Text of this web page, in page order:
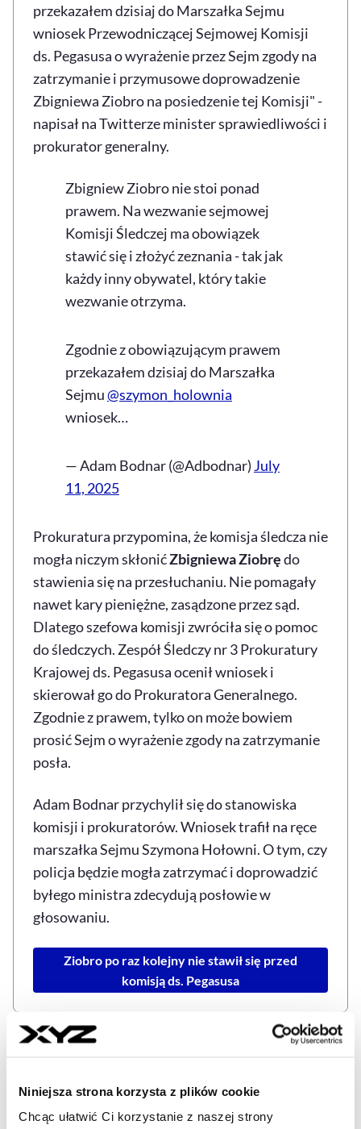
Niniejsza strona korzysta z plików cookie
Chcąc ułatwić Ci korzystanie z naszej strony
przekazałem dzisiaj do Marszałka Sejmu
wniosek Przewodniczącej Sejmowej Komisji
ds. Pegasusa o wyrażenie przez Sejm zgody na
zatrzymanie i przymusowe doprowadzenie
Zbigniewa Ziobro na posiedzenie tej Komisji" -
napisał na Twitterze minister sprawiedliwości i
prokurator generalny.
Zbigniew Ziobro nie stoi ponad
prawem. Na wezwanie sejmowej
Komisji Śledczej ma obowiązek
stawić się i złożyć zeznania - tak jak
każdy inny obywatel, który takie
wezwanie otrzyma.
Zgodnie z obowiązującym prawem
przekazałem dzisiaj do Marszałka
Sejmu@szymon_holownia
wniosek…
— Adam Bodnar (@Adbodnar) July
11, 2025
Prokuratura przypomina, że komisja śledcza nie
mogła niczym skłonićZbigniewa Ziobrędo
stawienia się na przesłuchaniu. Nie pomagały
nawet kary pieniężne, zasądzone przez sąd.
Dlatego szefowa komisji zwróciła się o pomoc
do śledczych. Zespół Śledczy nr 3 Prokuratury
Krajowej ds. Pegasusa ocenił wniosek i
skierował go do Prokuratora Generalnego.
Zgodnie z prawem, tylko on może bowiem
prosić Sejm o wyrażenie zgody na zatrzymanie
posła.
Adam Bodnar przychylił się do stanowiska
komisji i prokuratorów. Wniosek trafił na ręce
marszałka Sejmu Szymona Hołowni. O tym, czy
policja będzie mogła zatrzymać i doprowadzić
byłego ministra zdecydują posłowie w
głosowaniu.
Ziobro po raz kolejny nie stawił się przed
komisją ds. Pegasusa
Tagi ADAM BODNAR KOMISJA ŚLEDCZA DS. PEGASUSA
Udostępnij